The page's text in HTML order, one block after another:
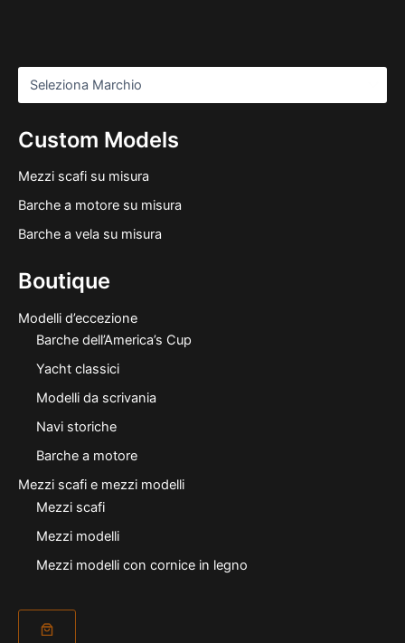
Custom Models
Mezzi scafi su misura
Barche a motore su misura
Barche a vela su misura
Boutique
Modelli d’eccezione
Barche dell’America’s Cup
Yacht classici
Modelli da scrivania
Navi storiche
Barche a motore
Mezzi scafi e mezzi modelli
Mezzi scafi
Mezzi modelli
Mezzi modelli con cornice in legno